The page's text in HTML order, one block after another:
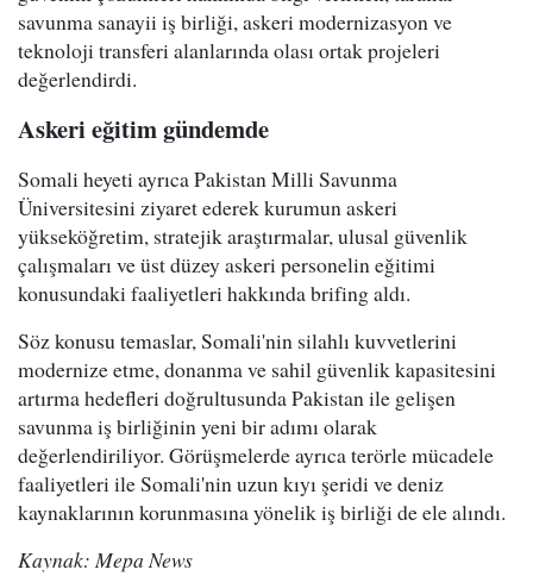
savunma sanayii iş birliği, askeri modernizasyon ve
teknoloji transferi alanlarında olası ortak projeleri
değerlendirdi.
Askeri eğitim gündemde
Somali heyeti ayrıca Pakistan Milli Savunma
Üniversitesini ziyaret ederek kurumun askeri
yükseköğretim, stratejik araştırmalar, ulusal güvenlik
çalışmaları ve üst düzey askeri personelin eğitimi
konusundaki faaliyetleri hakkında brifing aldı.
Söz konusu temaslar, Somali'nin silahlı kuvvetlerini
modernize etme, donanma ve sahil güvenlik kapasitesini
artırma hedefleri doğrultusunda Pakistan ile gelişen
savunma iş birliğinin yeni bir adımı olarak
değerlendiriliyor. Görüşmelerde ayrıca terörle mücadele
faaliyetleri ile Somali'nin uzun kıyı şeridi ve deniz
kaynaklarının korunmasına yönelik iş birliği de ele alındı.
Kaynak: Mepa News